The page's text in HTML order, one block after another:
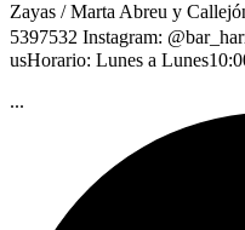
Zayas / Marta Abreu y
5397532 Instagram:
usHorario: Lunes a
...